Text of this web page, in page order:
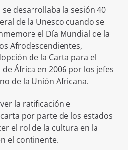
se desarrollaba la sesión 40
de la Unesco cuando se
el Día Mundial de la
Afrodescendientes,
de la Carta para el
África en 2006 por los jefes
de la Unión Africana.
la ratificación e
por parte de los estados
el rol de la cultura en la
el continente.